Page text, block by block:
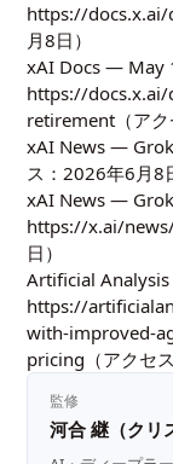
https://
月8日）
xAI Docs — May
https://
retirement （ア
xAI News — Grok
ス：2026年6月8
xAI News —
https://x.ai/
日）
Artificial
https://
with-improved-
pricing （アクセ
監修
河合 継（クリ